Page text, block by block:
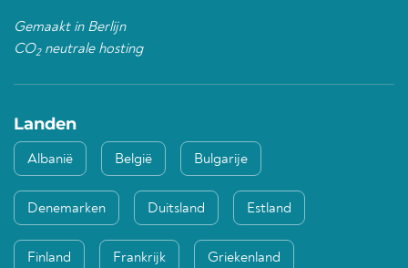
Gemaakt in Berlijn
CO2neutrale hosting
Landen
Albanië België Bulgarije
Denemarken Duitsland Estland
Finland Frankrijk Griekenland